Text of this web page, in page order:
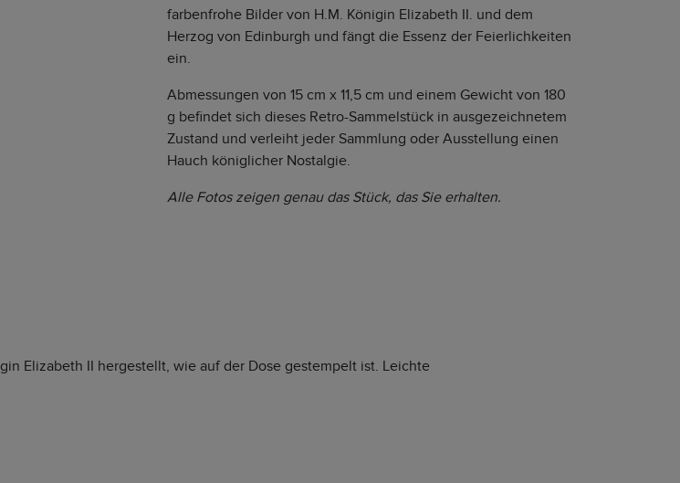
farbenfrohe Bilder von H.M. Königin Elizabeth II. und dem
Herzog von Edinburgh und fängt die Essenz der Feierlichkeiten
ein.
Abmessungen von 15 cm x 11,5 cm und einem Gewicht von 180
g befindet sich dieses Retro-Sammelstück in ausgezeichnetem
Zustand und verleiht jeder Sammlung oder Ausstellung einen
Hauch königlicher Nostalgie.
Alle Fotos zeigen genau das Stück, das Sie erhalten.
Elizabeth II hergestellt, wie auf der Dose gestempelt ist. Leichte